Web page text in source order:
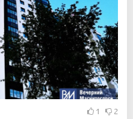
1 2